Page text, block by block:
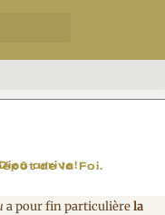
de la Foi.
arrive!
a pour fin particulièrela